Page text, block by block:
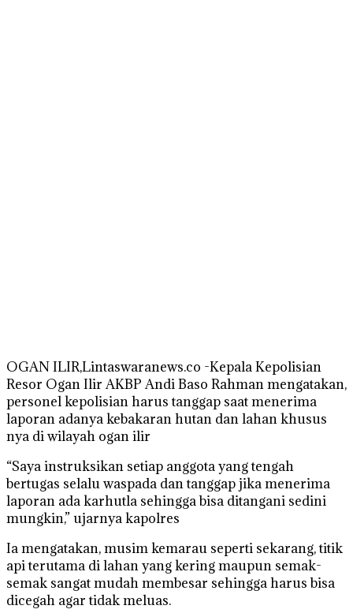
OGAN ILIR,Lintaswaranews.co -Kepala Kepolisian
Resor Ogan Ilir AKBP Andi Baso Rahman mengatakan,
personel kepolisian harus tanggap saat menerima
laporan adanya kebakaran hutan dan lahan khusus
nya di wilayah ogan ilir
“Saya instruksikan setiap anggota yang tengah
bertugas selalu waspada dan tanggap jika menerima
laporan ada karhutla sehingga bisa ditangani sedini
mungkin,” ujarnya kapolres
Ia mengatakan, musim kemarau seperti sekarang, titik
api terutama di lahan yang kering maupun semak-
semak sangat mudah membesar sehingga harus bisa
dicegah agar tidak meluas.